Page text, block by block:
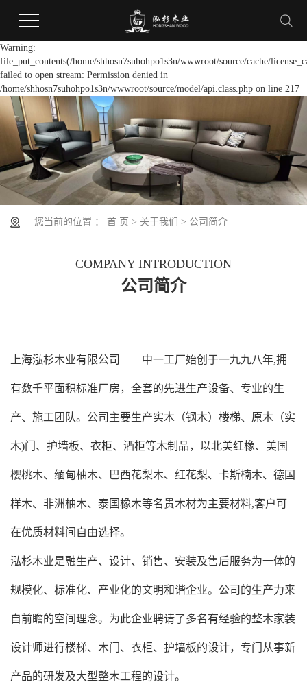
Warning:
file_put_contents(/home/shhosn7suhohpo1s3n/wwwroot/source/cache/
failed to open stream: Permission denied in
/home/shhosn7suhohpo1s3n/wwwroot/source/model/api.class.php on line 217
您当前的位置 ： 首 页 > 关于我们 > 公司简介
COMPANY INTRODUCTION
公司简介
上海泓杉木业有限公司——中一工厂始创于一九九八年,拥
有数千平面积标准厂房，全套的先进生产设备、专业的生
产、施工团队。公司主要生产实木（钢木）楼梯、原木（实
木)门、护墙板、衣柜、酒柜等木制品，以北美红橡、美国
樱桃木、缅甸柚木、巴西花梨木、红花梨、卡斯楠木、德国
样木、非洲柚木、泰国橡木等名贵木材为主要材料,客户可
在优质材料间自由选择。
泓杉木业是融生产、设计、销售、安装及售后服务为一体的
规模化、标准化、产业化的文明和谐企业。公司的生产力来
自前瞻的空间理念。为此企业聘请了多名有经验的整木家装
设计师进行楼梯、木门、衣柜、护墙板的设计，专门从事新
产品的研发及大型整木工程的设计。